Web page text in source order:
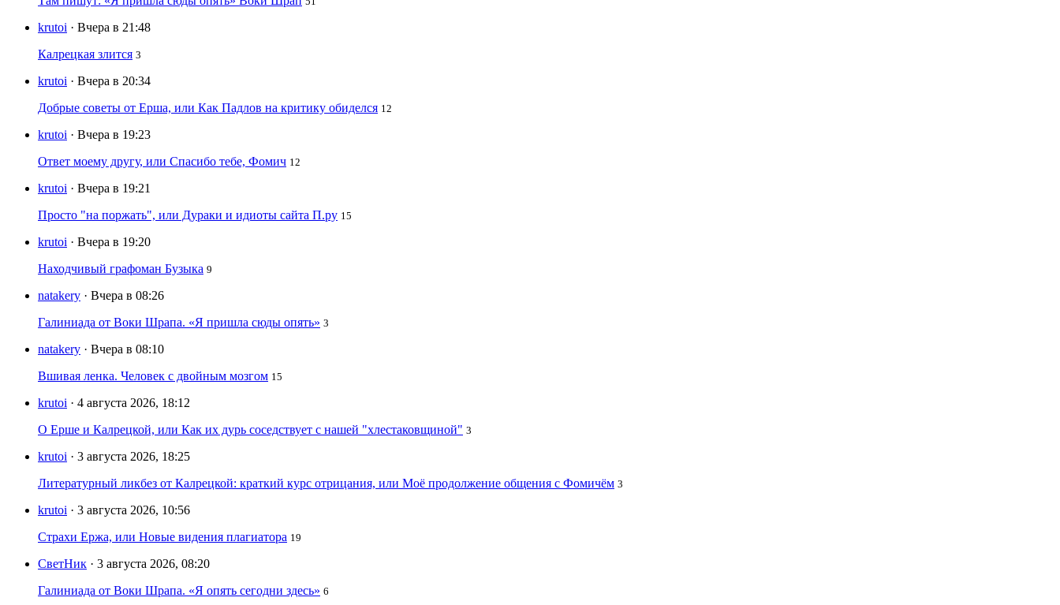
krutoi · Вчера в 21:48
Калрецкая злится 3
krutoi · Вчера в 20:34
Добрые советы от Ерша, или Как Падлов на критику обиделся 12
krutoi · Вчера в 19:23
Ответ моему другу, или Спасибо тебе, Фомич 12
krutoi · Вчера в 19:21
Просто "на поржать", или Дураки и идиоты сайта П.ру 15
krutoi · Вчера в 19:20
Находчивый графоман Бузыка 9
natakery · Вчера в 08:26
Галиниада от Воки Шрапа. «Я пришла сюды опять» 3
natakery · Вчера в 08:10
Вшивая ленка. Человек с двойным мозгом 15
krutoi · 4 августа 2026, 18:12
О Ерше и Калрецкой, или Как их дурь соседствует с нашей "хлестаковщиной" 3
krutoi · 3 августа 2026, 18:25
Литературный ликбез от Калрецкой: краткий курс отрицания, или Моё продолжение общения с Фомичём 3
krutoi · 3 августа 2026, 10:56
Страхи Ержа, или Новые видения плагиатора 19
СветНик · 3 августа 2026, 08:20
Галиниада от Воки Шрапа. «Я опять сегодни здесь» 6